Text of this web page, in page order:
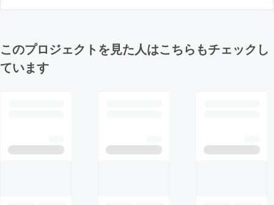
このプロジェクトを見た人はこちらもチェックし
ています